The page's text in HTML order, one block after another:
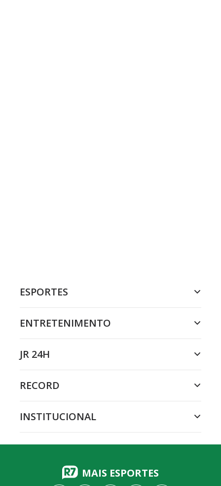
ESPORTES
ENTRETENIMENTO
JR 24H
RECORD
INSTITUCIONAL
MAIS ESPORTES